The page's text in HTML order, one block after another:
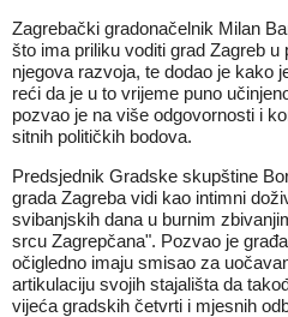
Zagrebački gradonačelnik Milan
što ima priliku voditi grad Zagreb
njegova razvoja, te dodao je kako
reći da je u to vrijeme puno
pozvao je na više odgovornosti i
sitnih političkih bodova.
Predsjednik Gradske skupštine
grada Zagreba vidi kao intimni
svibanjskih dana u burnim
srcu Zagrepčana". Pozvao je
očigledno imaju smisao za
artikulaciju svojih stajališta da
vijeća gradskih četvrti i mjesnih